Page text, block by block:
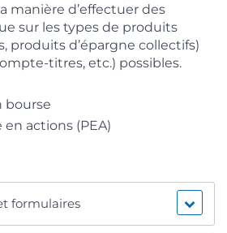
manière d’effectuer des
sur les types de produits
produits d’épargne collectifs)
titres, etc.) possibles.
bourse
en actions (PEA)
formulaires